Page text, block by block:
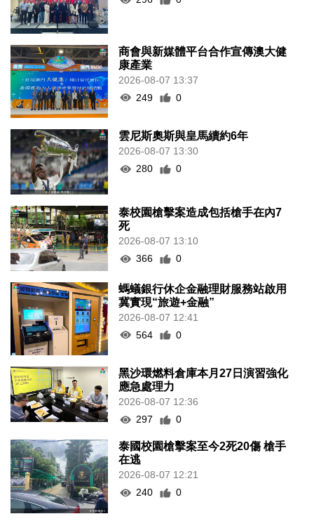
商會與新媒體平台合作宣傳澳大健
康產業
2026-08-07 13:37
249
0
雲尼斯奧斯與皇馬續約6年
2026-08-07 13:30
280
0
泰校園槍擊案造成包括槍手在內7
死
2026-08-07 13:10
366
0
螞蟻銀行休企金融理財服務站啟用
冀實現“旅遊+金融”
2026-08-07 12:41
564
0
黑沙環燃料倉庫本月27日演習強化
應急處理力
2026-08-07 12:36
297
0
泰國校園槍擊案至今2死20傷 槍手
在逃
2026-08-07 12:21
240
0